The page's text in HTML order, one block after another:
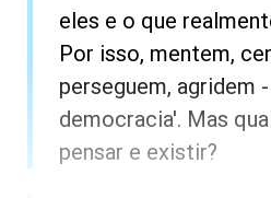
eles e o que
Por isso, mentem,
perseguem, agridem
democracia'. Mas
pensar e existir?